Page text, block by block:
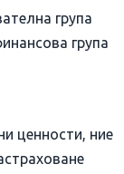
група
група
ценности, ние